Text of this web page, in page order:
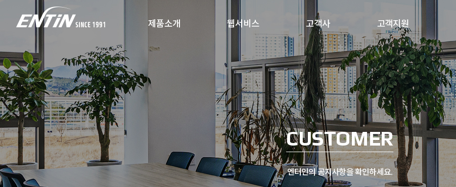
제품소개 웹서비스 고객사 고객지원
제품소개
웹서비스
고객사
CUSTOMER
엔터인의 공지사항을 확인하세요.